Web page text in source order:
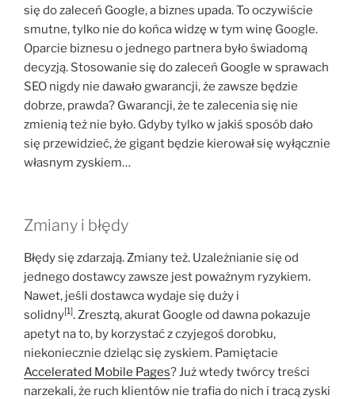
się do zaleceń Google, a biznes upada. To oczywiście
smutne, tylko nie do końca widzę w tym winę Google.
Oparcie biznesu o jednego partnera było świadomą
decyzją. Stosowanie się do zaleceń Google w sprawach
SEO nigdy nie dawało gwarancji, że zawsze będzie
dobrze, prawda? Gwarancji, że te zalecenia się nie
zmienią też nie było. Gdyby tylko w jakiś sposób dało
się przewidzieć, że gigant będzie kierował się wyłącznie
własnym zyskiem…
Zmiany i błędy
Błędy się zdarzają. Zmiany też. Uzależnianie się od
jednego dostawcy zawsze jest poważnym ryzykiem.
Nawet, jeśli dostawca wydaje się duży i
solidny[1]. Zresztą, akurat Google od dawna pokazuje
apetyt na to, by korzystać z czyjegoś dorobku,
niekoniecznie dzieląc się zyskiem. Pamiętacie
Accelerated Mobile Pages? Już wtedy twórcy treści
narzekali, że ruch klientów nie trafia do nich i tracą zyski